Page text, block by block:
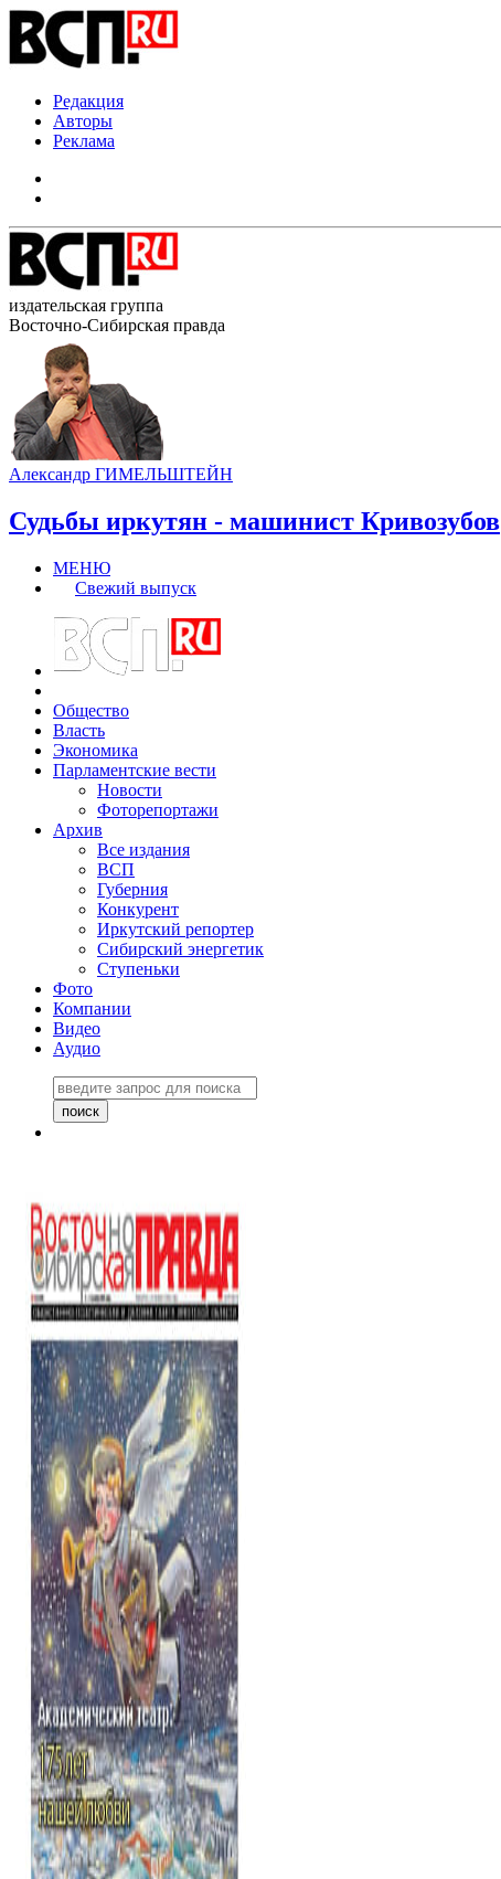
Редакция
Авторы
Реклама
издательская группа
Восточно-Сибирская правда
Александр ГИМЕЛЬШТЕЙН
Судьбы иркутян - машинист Кривозубов
МЕНЮ
Свежий выпуск
Общество
Власть
Экономика
Парламентские вести
Новости
Фоторепортажи
Архив
Все издания
ВСП
Губерния
Конкурент
Иркутский репортер
Сибирский энергетик
Ступеньки
Фото
Компании
Видео
Аудио